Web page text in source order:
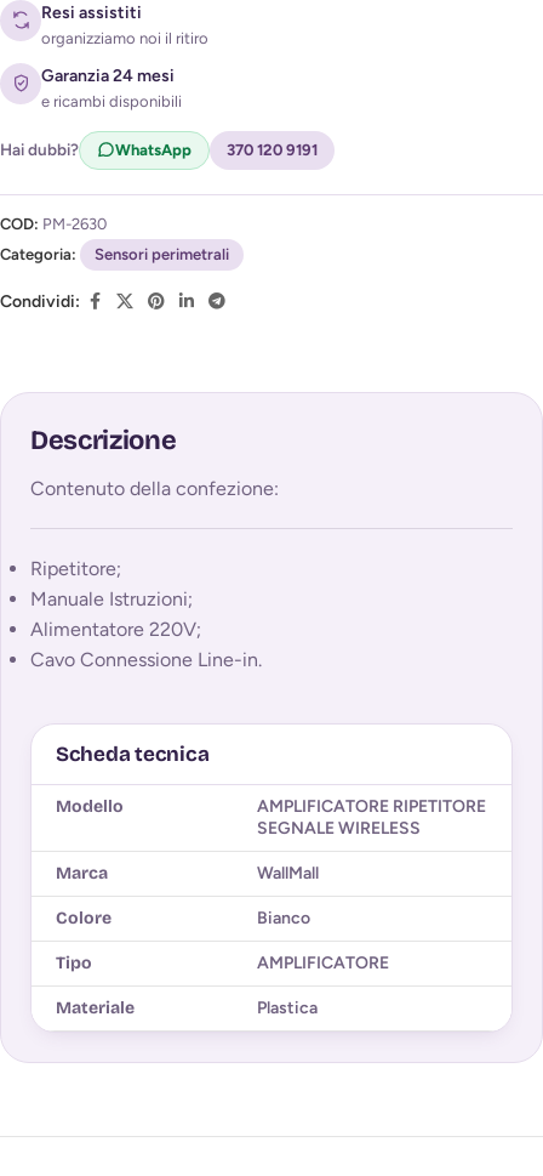
Acconsento al trattamento dei miei dati per ricevere
l'avviso di disponibilità (
Resi assistiti
organizziamo noi il ritiro
Garanzia 24 mesi
e ricambi disponibili
Hai dubbi? WhatsApp 370 120 9191
COD: PM-2630
Categoria:
Sensori perimetrali
Condividi:
Descrizione
Contenuto della confezione:
Ripetitore;
Manuale Istruzioni;
Alimentatore 220V;
Cavo Connessione Line-in.
Scheda tecnica
Modello
AMPLIFICATORE RIPETITORE
SEGNALE WIRELESS
Marca WallMall
Colore Bianco
Tipo AMPLIFICATORE
Materiale Plastica